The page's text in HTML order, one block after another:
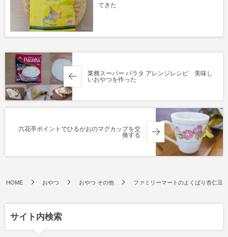
てきた
業務スーパー パラタ アレンジレシピ 美味し
いおやつを作った
六花亭ポイントでひるがおのマグカップを交
換する
HOME おやつ おやつ その他 ファミリーマートのよくばり杏仁豆
サイト内検索